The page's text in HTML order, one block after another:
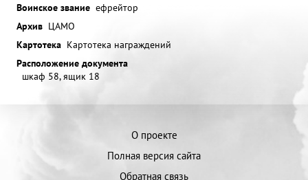
Воинское звание ефрейтор
Архив ЦАМО
Картотека Картотека награждений
Расположение документа
шкаф 58, ящик 18
О проекте
Полная версия сайта
Обратная связь